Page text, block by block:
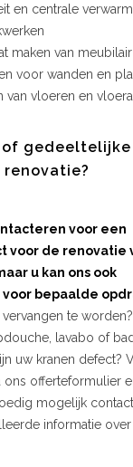
en centrale
maken van meubilair
voor wanden en
van vloeren en
gedeeltelijke
renovatie?
voor een
voor de renovatie
u kan ons ook
bepaalde
te
lavabo of bad
uw kranen defect?
ons offerteformulier
mogelijk
informatie